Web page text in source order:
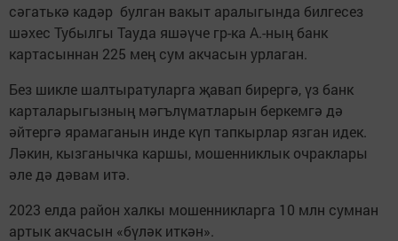
сәгатькә кадәр булган вакыт аралыгында билгесез
шәхес Тубылгы Тауда яшәүче гр-ка А.-ның банк
картасыннан 225 мең сум акчасын урлаган.
Без шикле шалтыратуларга җавап бирергә, үз банк
карталарыгызның мәгълүматларын беркемгә дә
әйтергә ярамаганын инде күп тапкырлар язган идек.
Ләкин, кызганычка каршы, мошенниклык очраклары
әле дә дәвам итә.
2023 елда район халкы мошенникларга 10 млн сумнан
артык акчасын «бүләк иткән».